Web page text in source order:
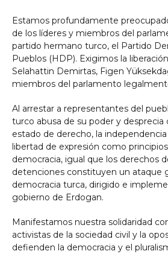
Estamos profundamente
de los líderes y miembros del
partido hermano turco, el Partido
Pueblos (HDP). Exigimos la
Selahattin Demirtas, Figen
miembros del parlamento
Al arrestar a representantes del
turco abusa de su poder y
estado de derecho, la
libertad de expresión como
democracia, igual que los derechos
detenciones constituyen un ataque
democracia turca, dirigido e
gobierno de Erdogan.
Manifestamos nuestra solidaridad
activistas de la sociedad civil y la
defienden la democracia y el